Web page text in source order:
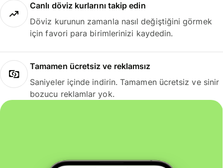
Canlı döviz kurlarını takip edin
Döviz kurunun zamanla nasıl değiştiğini görmek
için favori para birimlerinizi kaydedin.
Tamamen ücretsiz ve reklamsız
Saniyeler içinde indirin. Tamamen ücretsiz ve sinir
bozucu reklamlar yok.